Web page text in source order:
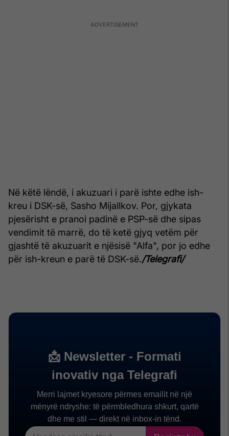
Në këtë lëndë, i akuzuari i parë ishte edhe ish-
kreu i DSK-së, Sasho Mijallkov. Por, gjykata
pjesërisht e pranoi padinë e PSP-së dhe sipas
vendimit të marrë, do të ketë gjyq vetëm për
gjashtë të akuzuarit e njësisë "Alfa", por jo edhe
për ish-kreun e parë të DSK-së./Telegrafi/